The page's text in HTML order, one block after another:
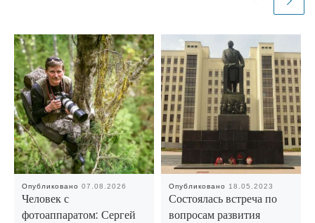
Опубликовано07.08.2026
Человек с
фотоаппаратом: Сергей
Опубликовано 18.05.2023
Состоялась встреча по
вопросам развития